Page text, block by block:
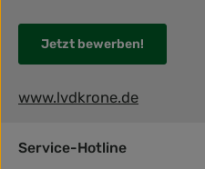
Jetzt bewerben!
www.lvdkrone.de
Service-Hotline